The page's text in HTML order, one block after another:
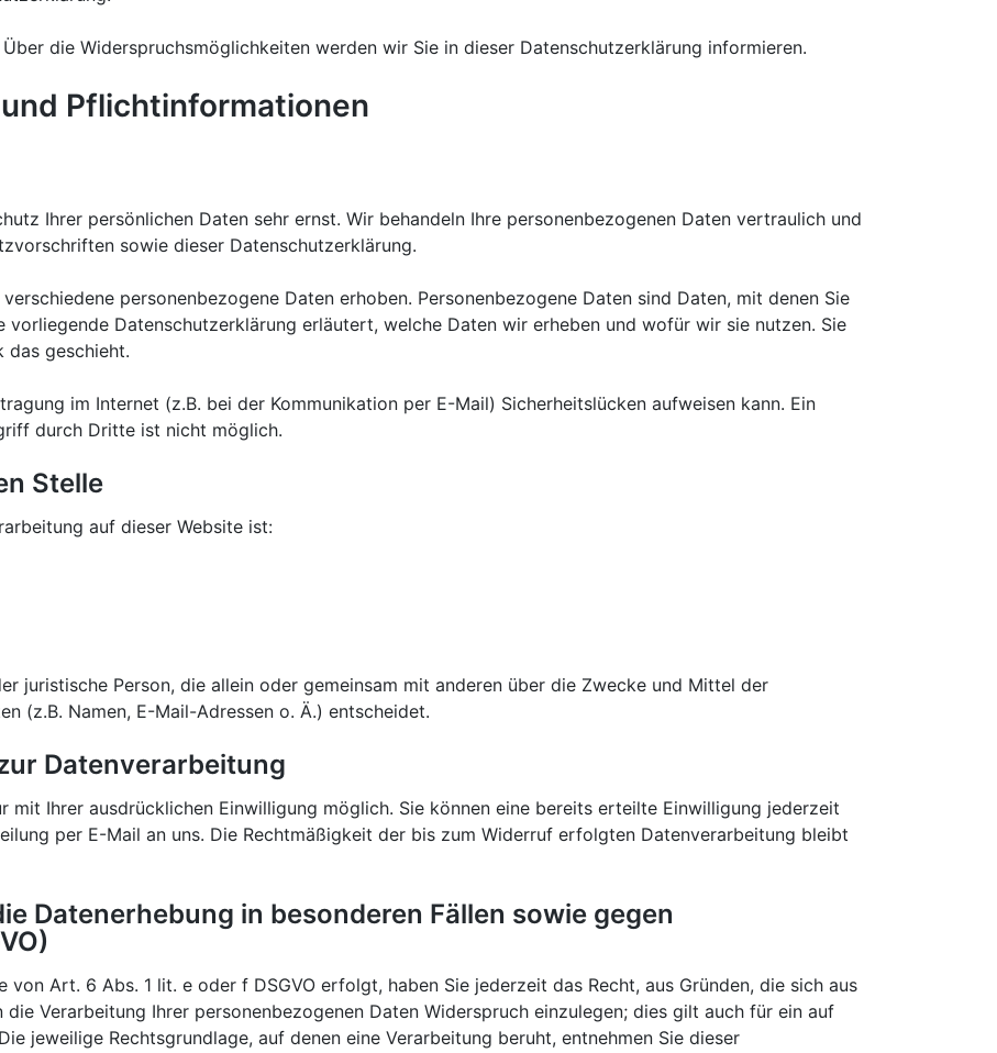
die Widerspruchsmöglichkeiten werden wir Sie in dieser Datenschutzerklärung informieren.
Pflichtinformationen
Ihrer persönlichen Daten sehr ernst. Wir behandeln Ihre personenbezogenen Daten vertraulich und
sowie dieser Datenschutzerklärung.
personenbezogene Daten erhoben. Personenbezogene Daten sind Daten, mit denen Sie
Datenschutzerklärung erläutert, welche Daten wir erheben und wofür wir sie nutzen. Sie
das geschieht.
im Internet (z.B. bei der Kommunikation per E-Mail) Sicherheitslücken aufweisen kann. Ein
durch Dritte ist nicht möglich.
Stelle
auf dieser Website ist:
juristische Person, die allein oder gemeinsam mit anderen über die Zwecke und Mittel der
(z.B. Namen, E-Mail-Adressen o. Ä.) entscheidet.
Datenverarbeitung
mit Ihrer ausdrücklichen Einwilligung möglich. Sie können eine bereits erteilte Einwilligung jederzeit
per E-Mail an uns. Die Rechtmäßigkeit der bis zum Widerruf erfolgten Datenverarbeitung bleibt
Datenerhebung in besonderen Fällen sowie gegen
von Art. 6 Abs. 1 lit. e oder f DSGVO erfolgt, haben Sie jederzeit das Recht, aus Gründen, die sich aus
Verarbeitung Ihrer personenbezogenen Daten Widerspruch einzulegen; dies gilt auch für ein auf
jeweilige Rechtsgrundlage, auf denen eine Verarbeitung beruht, entnehmen Sie dieser